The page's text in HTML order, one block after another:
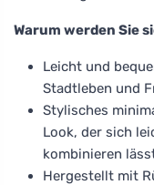
Warum werden Sie
Leicht und
Stadtleben und
Stylisches
Look, der sich
kombinieren
Hergestellt mit